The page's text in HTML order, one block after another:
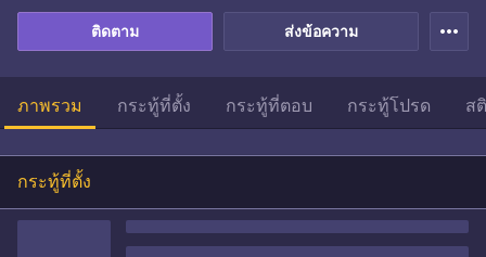
ส่งข้อความ
ติดตาม more_horiz
ภาพรวม กระทู้ที่ตั้ง กระทู้ที่ตอบ กระทู้โปรด ส
กระทู้ที่ตั้ง